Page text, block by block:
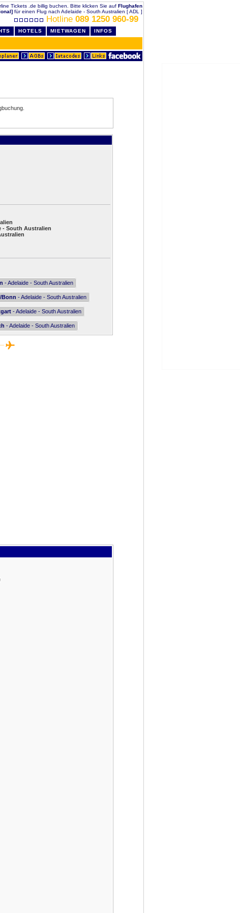
Tickets .de billig buchen. Bitte klicken Sie auf Flughafen
für einen Flug nach Adelaide - South Australien [ ADL ]
Hotline 089 1250 960-99
HOTELS MIETWAGEN INFOS
- South Australien
- Adelaide - South Australien
Bonn - Adelaide - South Australien
- Adelaide - South Australien
- Adelaide - South Australien